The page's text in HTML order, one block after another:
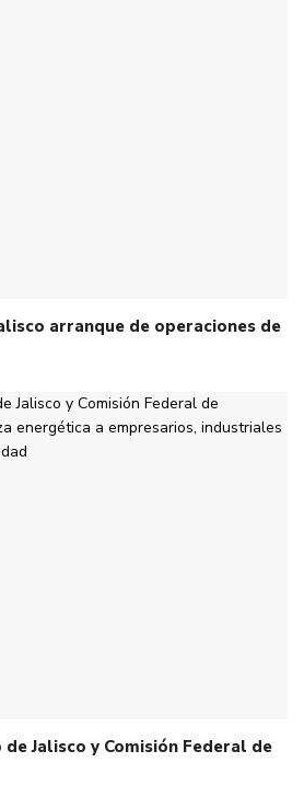
arranque de operaciones de
Jalisco y Comisión Federal de